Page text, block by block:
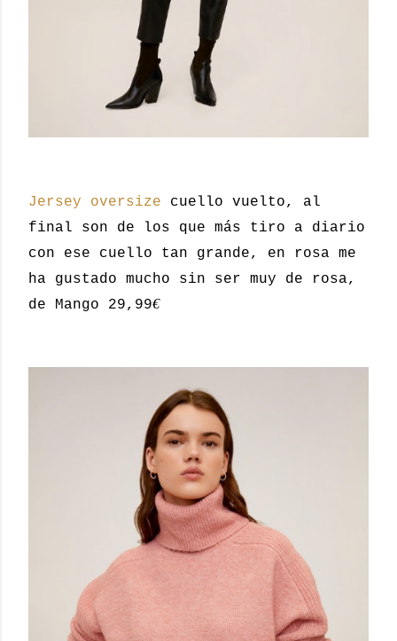
Jersey oversize cuello vuelto, al
final son de los que más tiro a diario
con ese cuello tan grande, en rosa me
ha gustado mucho sin ser muy de rosa,
de Mango 29,99€